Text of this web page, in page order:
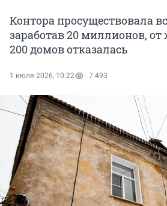
Контора просуществовала
заработав 20 миллионов, от
200 домов отказалась
1 июля 2026, 10:22 7 493